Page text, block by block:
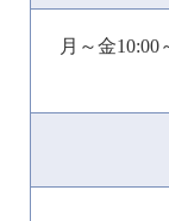
月～金10:00